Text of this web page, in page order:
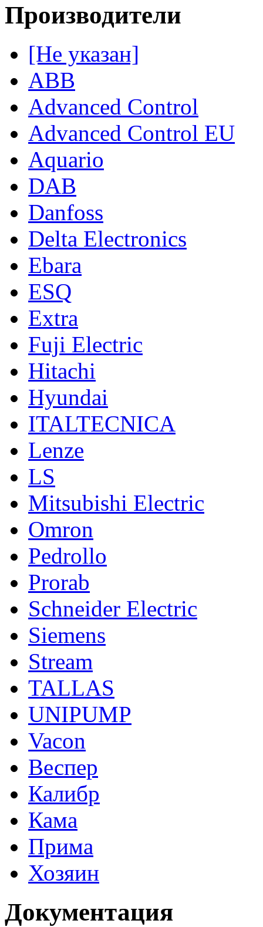
Производители
[Не указан]
ABB
Advanced Control
Advanced Control EU
Aquario
DAB
Danfoss
Delta Electronics
Ebara
ESQ
Extra
Fuji Electric
Hitachi
Hyundai
ITALTECNICA
Lenze
LS
Mitsubishi Electric
Omron
Pedrollo
Prorab
Schneider Electric
Siemens
Stream
TALLAS
UNIPUMP
Vacon
Веспер
Калибр
Кама
Прима
Хозяин
Документация